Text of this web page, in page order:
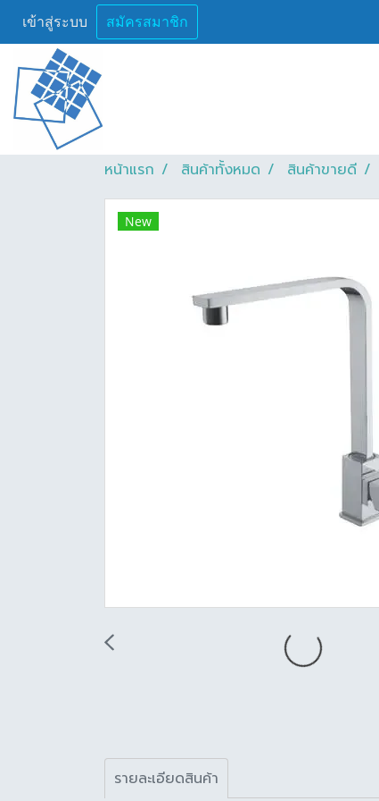
เข้าสู่ระบบ สมัครสมาชิก
หน้าแรก สินค้าทั้งหมด สินค้าขายดี
New
รายละเอียดสินค้า